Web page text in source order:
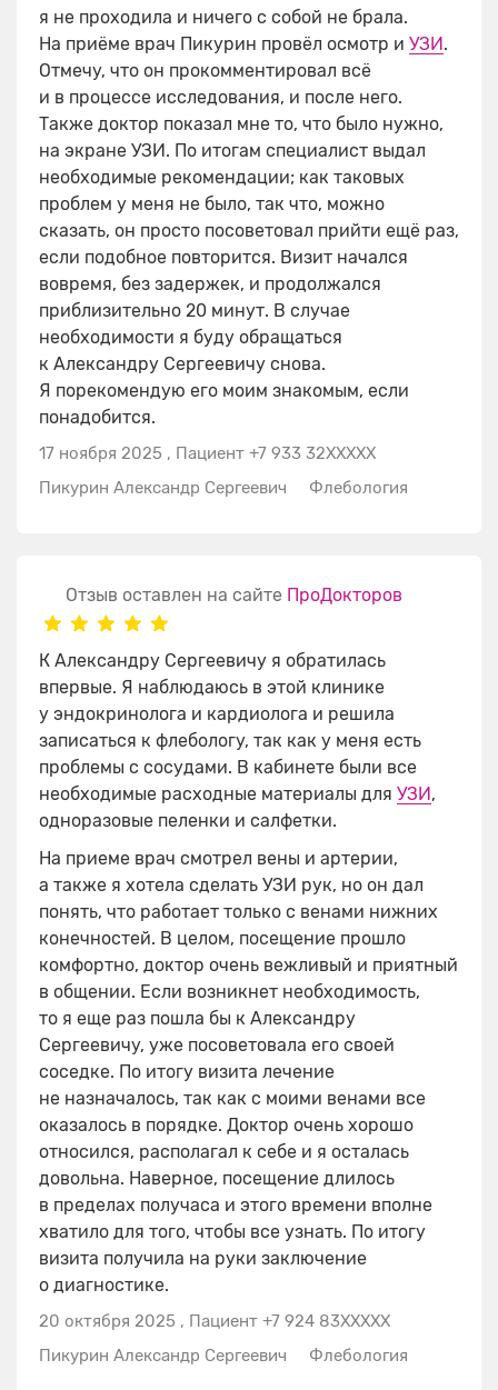
17 ноября 2025 , Пациент +7 933 32XXXXX
Пикурин Александр Сергеевич
Флебология
я не проходила и ничего с собой не брала.
На приёме врач Пикурин провёл осмотр и УЗИ​.
Отмечу, что он прокомментировал всё
и в процессе исследования, и после него.
Также доктор показал мне то, что было нужно,
на экране УЗИ. По итогам специалист выдал
необходимые рекомендации; как таковых
проблем у меня не было, так что, можно
сказать, он просто посоветовал прийти ещё раз,
если подобное повторится. Визит начался
вовремя, без задержек, и продолжался
приблизительно 20 минут. В случае
необходимости я буду обращаться
к Александру Сергеевичу снова.
Я порекомендую его моим знакомым, если
понадобится.
20 октября 2025 , Пациент +7 924 83XXXXX
Пикурин Александр Сергеевич
Флебология
К Александру Сергеевичу я обратилась
впервые. Я наблюдаюсь в этой клинике
у эндокринолога и кардиолога и решила
записаться к флебологу, так как у меня есть
проблемы с сосудами. В кабинете были все
необходимые расходные материалы для УЗИ​,
одноразовые пеленки и салфетки.
На приеме врач смотрел вены и артерии,
а также я хотела сделать УЗИ рук, но он дал
понять, что работает только с венами нижних
конечностей. В целом, посещение прошло
комфортно, доктор очень вежливый и приятный
в общении. Если возникнет необходимость,
то я еще раз пошла бы к Александру
Сергеевичу, уже посоветовала его своей
соседке. По итогу визита лечение
не назначалось, так как с моими венами все
оказалось в порядке. Доктор очень хорошо
относился, располагал к себе и я осталась
довольна. Наверное, посещение длилось
в пределах получаса и этого времени вполне
хватило для того, чтобы все узнать. По итогу
визита получила на руки заключение
о диагностике.
Отзыв оставлен на сайте ПроДокторов